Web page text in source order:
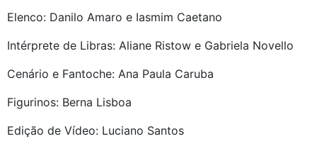
Elenco: Danilo Amaro e Iasmim Caetano
Intérprete de Libras: Aliane Ristow e Gabriela Novello
Cenário e Fantoche: Ana Paula Caruba
Figurinos: Berna Lisboa
Edição de Vídeo: Luciano Santos